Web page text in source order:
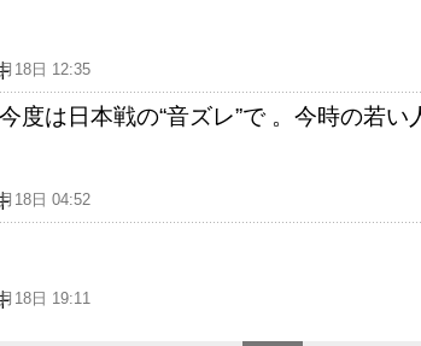
18日 12:35
度は日本戦の“音ズレ”で 。今時の若
18日 04:52
18日 19:11